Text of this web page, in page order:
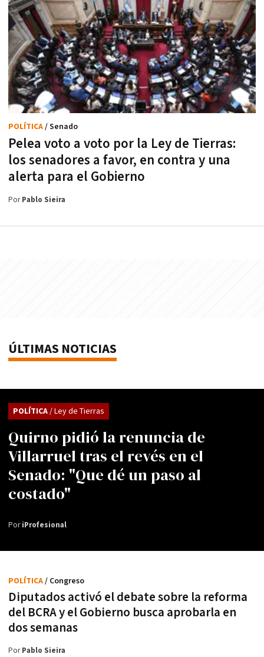
Pelea voto a voto por la Ley de Tierras:
los senadores a favor, en contra y una
alerta para el Gobierno
POLÍTICA/ Senado
PorPablo Sieira
ÚLTIMAS NOTICIAS
Quirno pidió la renuncia de
Villarruel tras el revés en el
Senado: "Que dé un paso al
costado"
POLÍTICA / Ley de Tierras
PoriProfesional
Diputados activó el debate sobre la reforma
del BCRA y el Gobierno busca aprobarla en
dos semanas
POLÍTICA/ Congreso
PorPablo Sieira